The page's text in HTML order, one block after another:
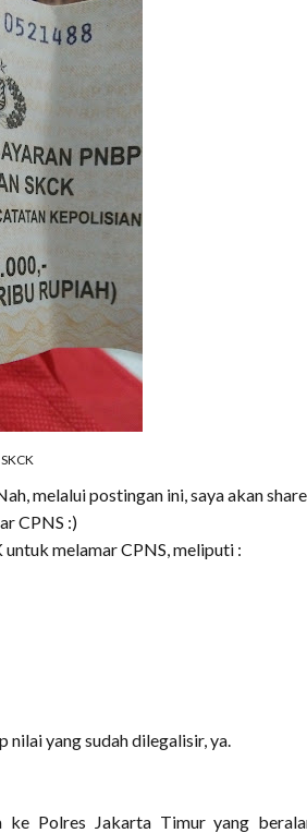
melalui postingan ini, saya akan
CPNS :)
melamar CPNS, meliputi :
yang sudah dilegalisir, ya.
ke Polres Jakarta Timur yang